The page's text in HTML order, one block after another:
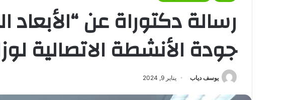
رسالة دكتوراة عن
جودة الأنشطة الاتصالية
يوسف دياب يناير 9, 2024